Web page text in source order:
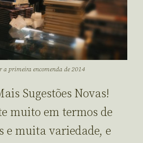
a primeira encomenda de 2014
Sugestões Novas!
muito em termos de
e muita variedade, e